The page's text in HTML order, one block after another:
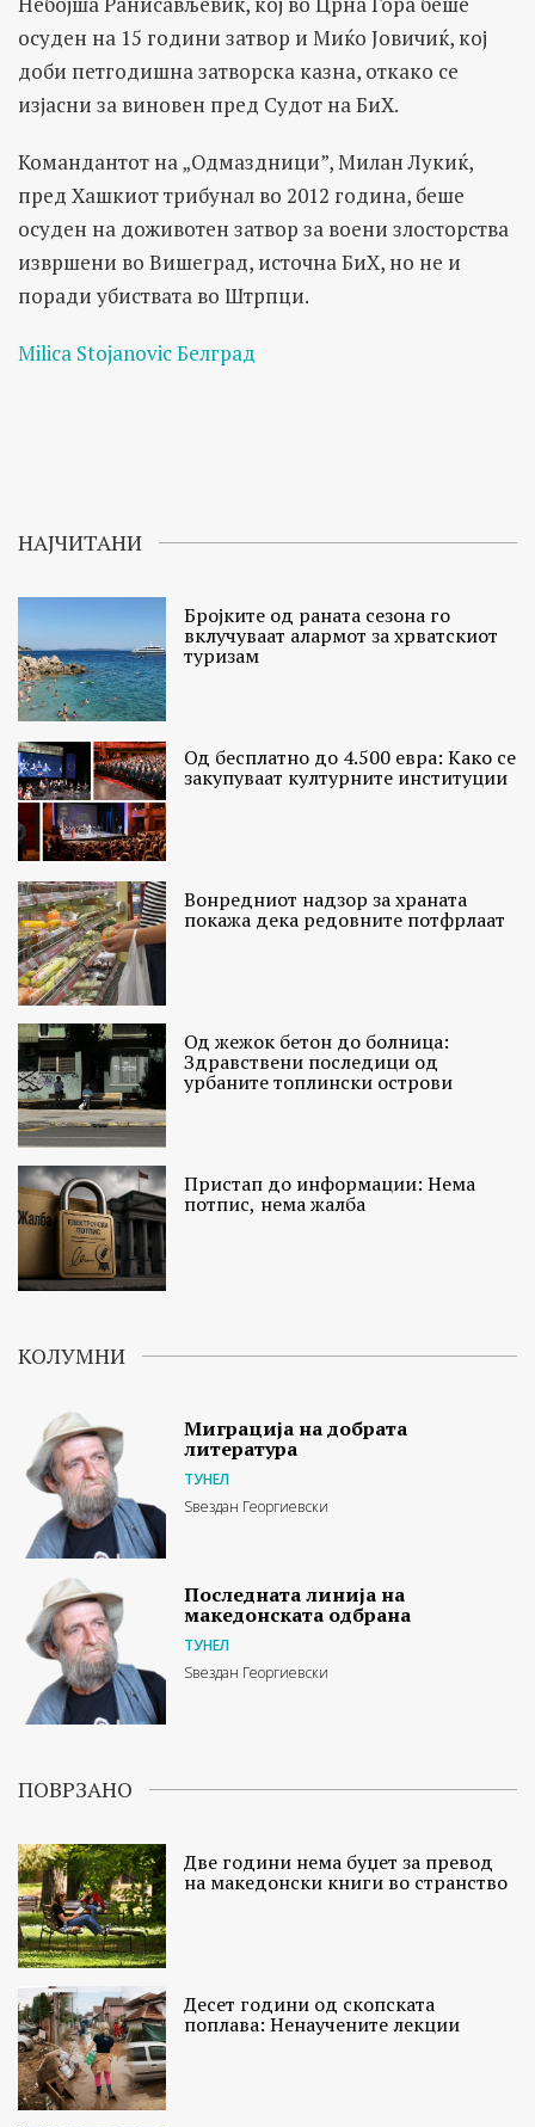
осуден на 15 години затвор и Миќо Јовичиќ, кој
доби петгодишна затворска казна, откако се
изјасни за виновен пред Судот на БиХ.
Командантот на „Одмаздници”, Милан Лукиќ,
пред Хашкиот трибунал во 2012 година, беше
осуден на доживотен затвор за воени злосторства
извршени во Вишеград, источна БиХ, но не и
поради убиствата во Штрпци.
Milica StojanovicБелград
НАЈЧИТАНИ
Бројките од раната сезона го
вклучуваат алармот за хрватскиот
туризам
Од бесплатно до 4.500 евра: Како се
закупуваат културните институции
Вонредниот надзор за храната
покажа дека редовните потфрлаат
Од жежок бетон до болница:
Здравствени последици од
урбаните топлински острови
Пристап до информации: Нема
потпис, нема жалба
КОЛУМНИ
Миграција на добрата
литература
ТУНЕЛ
Ѕвездан Георгиевски
Последната линија на
македонската одбрана
ТУНЕЛ
Ѕвездан Георгиевски
ПОВРЗАНО
Две години нема буџет за превод
на македонски книги во странство
Десет години од скопската
поплава: Ненаучените лекции